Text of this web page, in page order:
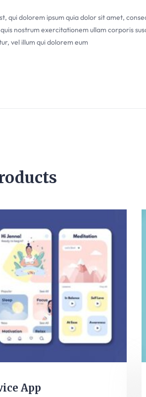
qui dolorem ipsum quia dolor sit amet,
nostrum exercitationem ullam corporis
vel illum qui dolorem eum
App